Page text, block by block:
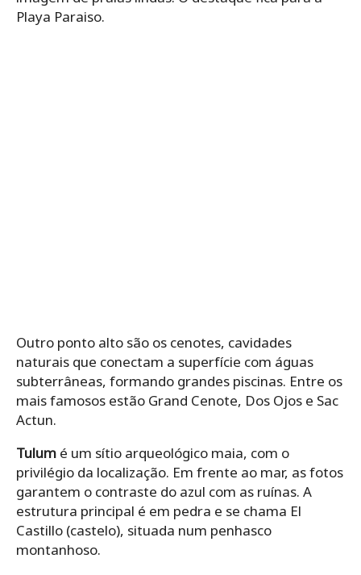
Playa Paraiso.
Outro ponto alto são os cenotes, cavidades
naturais que conectam a superfície com águas
subterrâneas, formando grandes piscinas. Entre os
mais famosos estão Grand Cenote, Dos Ojos e Sac
Actun.
Tulum é um sítio arqueológico maia, com o
privilégio da localização. Em frente ao mar, as fotos
garantem o contraste do azul com as ruínas. A
estrutura principal é em pedra e se chama El
Castillo (castelo), situada num penhasco
montanhoso.